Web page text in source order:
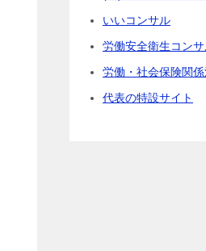
いいコンサル
労働安全衛生コン
労働・社会保険関
代表の特設サイト